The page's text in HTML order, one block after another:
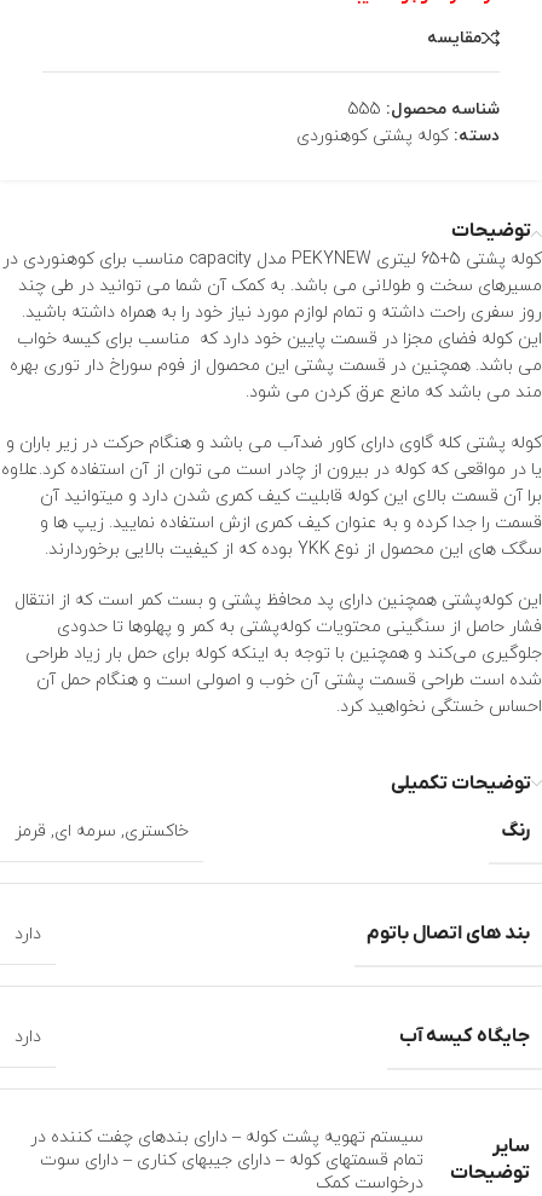
مقایسه
شناسه محصول: 555
دسته: کوله پشتی کوهنوردی
توضیحات
کوله پشتی 5+65 لیتری PEKYNEW مدل capacity مناسب برای کوهنوردی در
مسیرهای سخت و طولانی می باشد. به کمک آن شما می توانید در طی چند
روز سفری راحت داشته و تمام لوازم مورد نیاز خود را به همراه داشته باشید.
این کوله فضای مجزا در قسمت پایین خود دارد که مناسب برای کیسه خواب
می باشد. همچنین در قسمت پشتی این محصول از فوم سوراخ دار توری بهره
مند می باشد که مانع عرق کردن می شود.
کوله پشتی کله گاوی دارای کاور ضدآب می باشد و هنگام حرکت در زیر باران و
یا در مواقعی که کوله در بیرون از چادر است می توان از آن استفاده کرد.علاوه
برا آن قسمت بالای این کوله قابلیت کیف کمری شدن دارد و میتوانید آن
قسمت را جدا کرده و به عنوان کیف کمری ازش استفاده نمایید. زیپ ها و
سگک های این محصول از نوع YKK بوده که از کیفیت بالایی برخوردارند.
این کوله‌پشتی همچنین دارای پد محافظ پشتی و بست کمر است که از انتقال
فشار حاصل از سنگینی محتویات کوله‌پشتی به کمر و پهلوها تا حدودی
جلوگیری می‌کند و همچنین با توجه به اینکه کوله برای حمل بار زیاد طراحی
شده است طراحی قسمت پشتی آن خوب و اصولی است و هنگام حمل آن
احساس خستگی نخواهید کرد.
توضیحات تکمیلی
رنگ
خاکستری, سرمه ای, قرمز
بند های اتصال باتوم دارد
جایگاه کیسه آب دارد
سایر
توضیحات
سیستم تهویه پشت کوله – دارای بندهای چفت کننده در
تمام قسمتهای کوله – دارای جیبهای کناری – دارای سوت
درخواست کمک